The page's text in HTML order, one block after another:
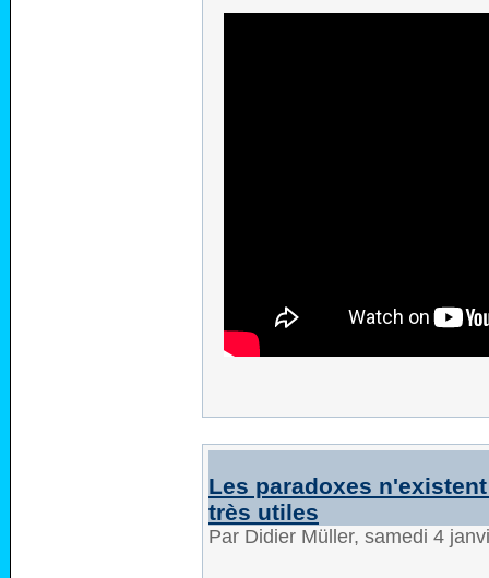
Les paradoxes
très utiles
Par Didier Müller, samedi 4